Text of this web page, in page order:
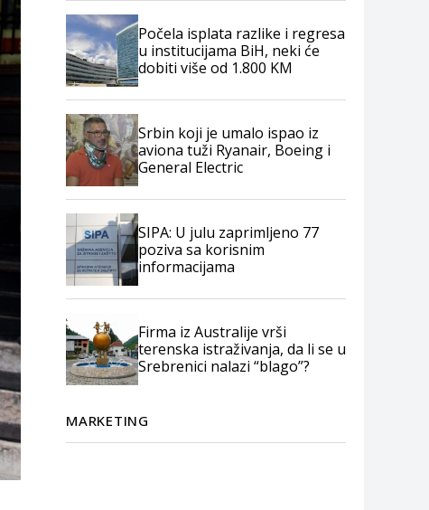
Počela isplata razlike i regresa
u institucijama BiH, neki će
dobiti više od 1.800 KM
Srbin koji je umalo ispao iz
aviona tuži Ryanair, Boeing i
General Electric
SIPA: U julu zaprimljeno 77
poziva sa korisnim
informacijama
Firma iz Australije vrši
terenska istraživanja, da li se u
Srebrenici nalazi “blago”?
MARKETING